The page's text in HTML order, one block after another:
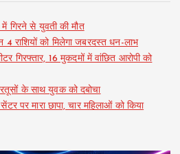
गिरने से युवती की मौत
4 राशियों को मिलेगा जबरदस्त धन-लाभ
गिरफ्तार, 16 मुकदमों में वांछित आरोपी को
के साथ युवक को दबोचा
पर मारा छापा, चार महिलाओं को किया